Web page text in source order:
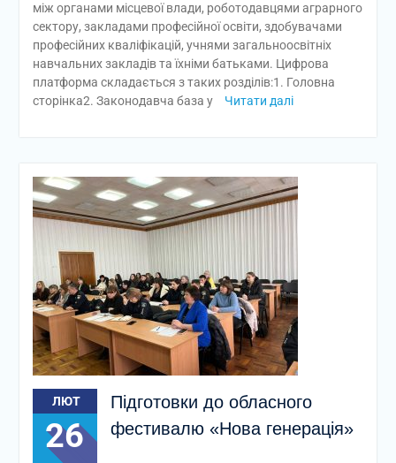
між органами місцевої влади, роботодавцями аграрного
сектору, закладами професійної освіти, здобувачами
професійних кваліфікацій, учнями загальноосвітніх
навчальних закладів та їхніми батьками. Цифрова
платформа складається з таких розділів:1. Головна
сторінка2. Законодавча база у
Читати далі
ЛЮТ
26
Підготовки до обласного
фестивалю «Нова генерація»